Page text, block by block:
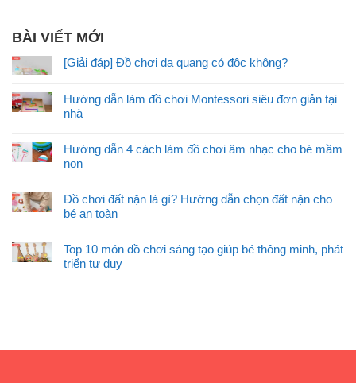
BÀI VIẾT MỚI
[Giải đáp] Đồ chơi dạ quang có độc không?
Hướng dẫn làm đồ chơi Montessori siêu đơn giản tại
nhà
Hướng dẫn 4 cách làm đồ chơi âm nhạc cho bé mầm
non
Đồ chơi đất nặn là gì? Hướng dẫn chọn đất nặn cho
bé an toàn
Top 10 món đồ chơi sáng tạo giúp bé thông minh, phát
triển tư duy